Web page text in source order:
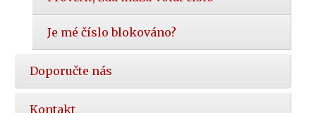
Je mé číslo blokováno?
Doporučte nás
Kontakt